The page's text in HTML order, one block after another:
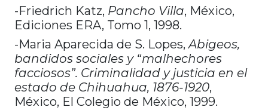
-Friedrich Katz, Pancho Villa, México,
Ediciones ERA, Tomo 1, 1998.
-Maria Aparecida de S. Lopes,Abigeos,
bandidos sociales y “malhechores
facciosos”. Criminalidad y justicia en el
estado de Chihuahua, 1876-1920,
México, El Colegio de México, 1999.